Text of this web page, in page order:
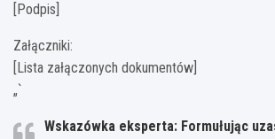
[Podpis]
Załączniki:
[Lista załączonych dokumentów]
„`
Wskazówka eksperta: Formułując